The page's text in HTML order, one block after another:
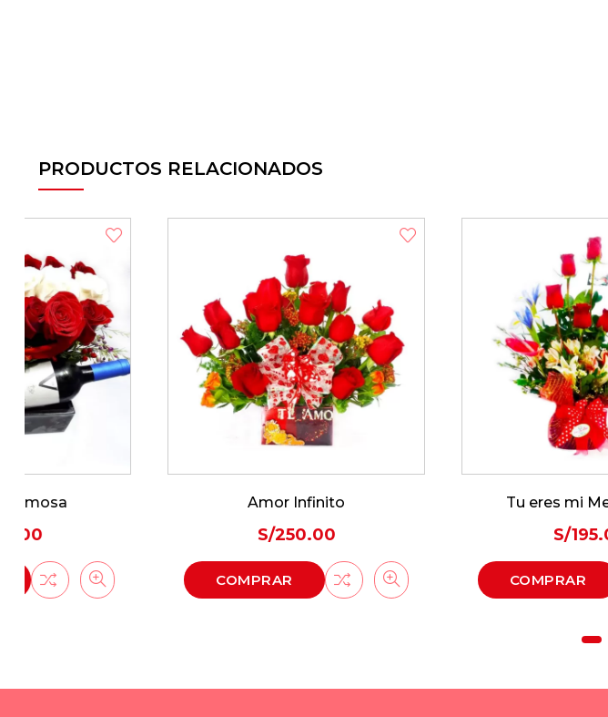
PRODUCTOS RELACIONADOS
COMPRAR
Tu eres mi Media Luna
COMPRAR